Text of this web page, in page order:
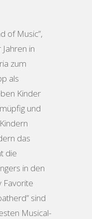
of Music”,
in
zum
als
Kinder
und
das
die
in den
Favorite
sind
Musical-